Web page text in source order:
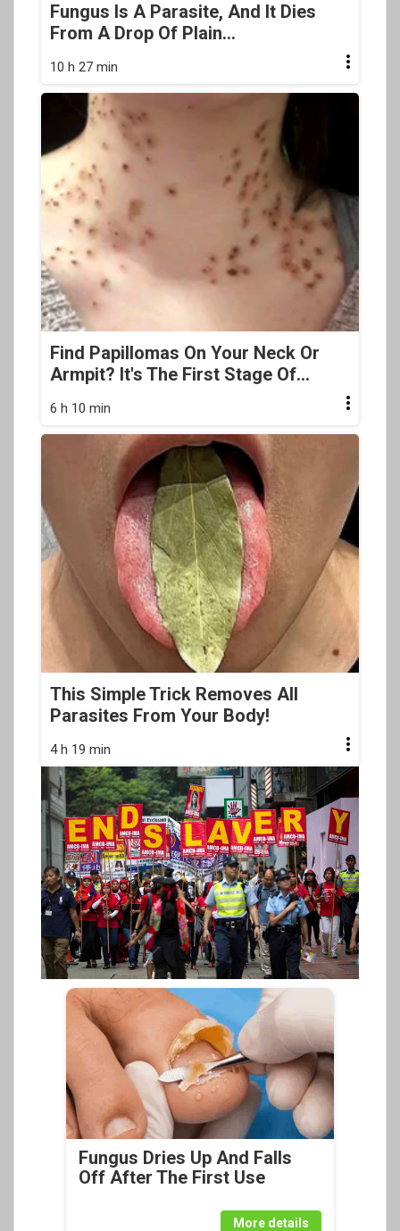
Fungus Is A Parasite, And It Dies
From A Drop Of Plain...
10 h 27 min
Find Papillomas On Your Neck Or
Armpit? It's The First Stage Of...
6 h 10 min
This Simple Trick Removes All
Parasites From Your Body!
4 h 19 min
Fungus Dries Up And Falls
Off After The First Use
More details